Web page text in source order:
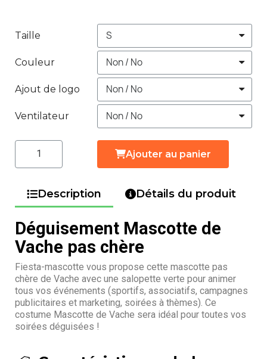
Taille
Couleur
Ajout de logo
Ventilateur
Ajouter au panier
Description Détails du produit
Déguisement Mascotte de
Vache pas chère
Fiesta-mascotte vous propose cette mascotte pas
chère de Vache avec une salopette verte pour animer
tous vos événements (sportifs, associatifs, campagnes
publicitaires et marketing, soirées à thèmes). Ce
costume Mascotte de Vache sera idéal pour toutes vos
soirées déguisées !